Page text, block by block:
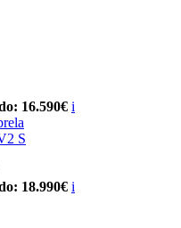
16.590€ i
S
18.990€ i